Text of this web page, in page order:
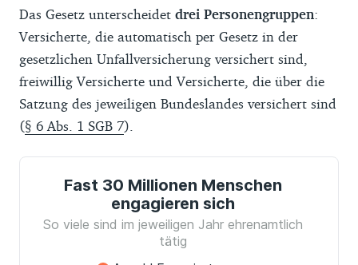
Das Gesetz unterscheidet drei Personengruppen:
Versicherte, die automatisch per Gesetz in der
gesetzlichen Unfallversicherung versichert sind,
freiwillig Versicherte und Versicherte, die über die
Satzung des jeweiligen Bundeslandes versichert sind
(§ 6 Abs. 1 SGB 7).